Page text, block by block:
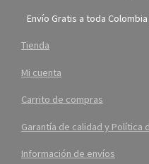
Envío Gratis a toda
Tienda
Mi cuenta
Carrito de compras
Garantía de calidad y Política
Información de envíos